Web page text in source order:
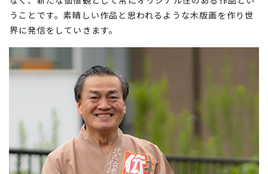
うことです。素晴しい作品と思われるような木版画を作り世
界に発信をしていきます。